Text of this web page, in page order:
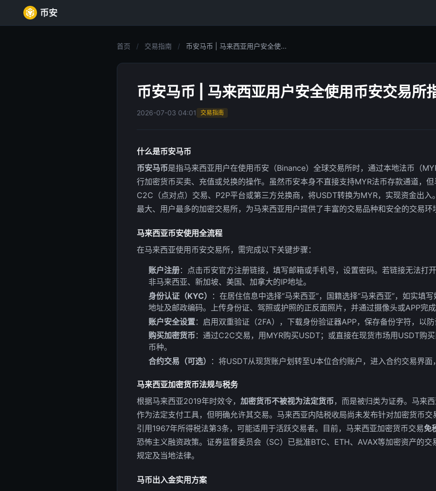
币安
首页 / 交易指南 / 币安马币 | 马来西亚用户安全使...
币安马币 | 马来西亚用户安全使用币安交易所
2026-07-03 04:01 交易指南
什么是币安马币
币安马币是指马来西亚用户在使用币安（Binance）全球交易所时，通过本地法币（
行加密货币买卖、充值或兑换的操作。虽然币安本身不直接支持MYR法币存款通道，
C2C（点对点）交易、P2P平台或第三方兑换商，将USDT转换为MYR，实现资金出入
最大、用户最多的加密交易所，为马来西亚用户提供了丰富的交易品种和安全的交易环
马来西亚币安使用全流程
在马来西亚使用币安交易所，需完成以下关键步骤：
账户注册：点击币安官方注册链接，填写邮箱或手机号，设置密码。若链接无法打
非马来西亚、新加坡、美国、加拿大的IP地址。
身份认证（KYC）
：在居住信息中选择“马来西亚”，国籍选择“马来西亚”，如实填
地址及邮政编码。上传身份证、驾照或护照的正反面照片，并通过摄像头或APP完成
账户安全设置：启用双重验证（2FA），下载身份验证器APP，保存备份字符，以防
购买加密货币：通过C2C交易，用MYR购买USDT；或直接在现货市场用USDT购
币种。
合约交易（可选）
：将USDT从现货账户划转至U本位合约账户，进入合约交易界面
马来西亚加密货币法规与税务
根据马来西亚2019年时效令， 加密货币不被视为法定货币，而是被归类为证券。马来
作为法定支付工具，但明确允许其交易。马来西亚内陆税收局尚未发布针对加密货币交
引用1967年所得税法第3条，可能适用于活跃交易者。目前，马来西亚加密货币交易免
恐怖主义融资政策。证券监督委员会（SC）已批准BTC、ETH、AVAX等加密资产的交
规定及当地法律。
马币出入金实用方案